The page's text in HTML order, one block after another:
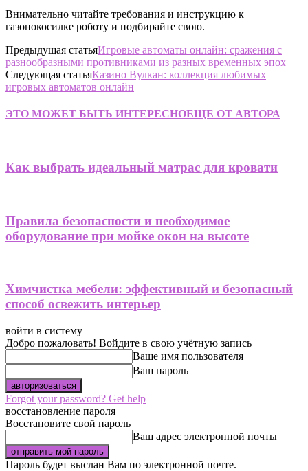
Внимательно читайте требования и инструкцию к
газонокосилке роботу и подбирайте свою.
Предыдущая статьяИгровые автоматы онлайн: сражения с
разнообразными противниками из разных временных эпох
Следующая статьяКазино Вулкан: коллекция любимых
игровых автоматов онлайн
ЭТО МОЖЕТ БЫТЬ ИНТЕРЕСНОЕЩЕ ОТ АВТОРА
Как выбрать идеальный матрас для кровати
Правила безопасности и необходимое
оборудование при мойке окон на высоте
Химчистка мебели: эффективный и безопасный
способ освежить интерьер
войти в систему
Добро пожаловать! Войдите в свою учётную запись
Ваше имя пользователя
Ваш пароль
Forgot your password? Get help
восстановление пароля
Восстановите свой пароль
Ваш адрес электронной почты
Пароль будет выслан Вам по электронной почте.